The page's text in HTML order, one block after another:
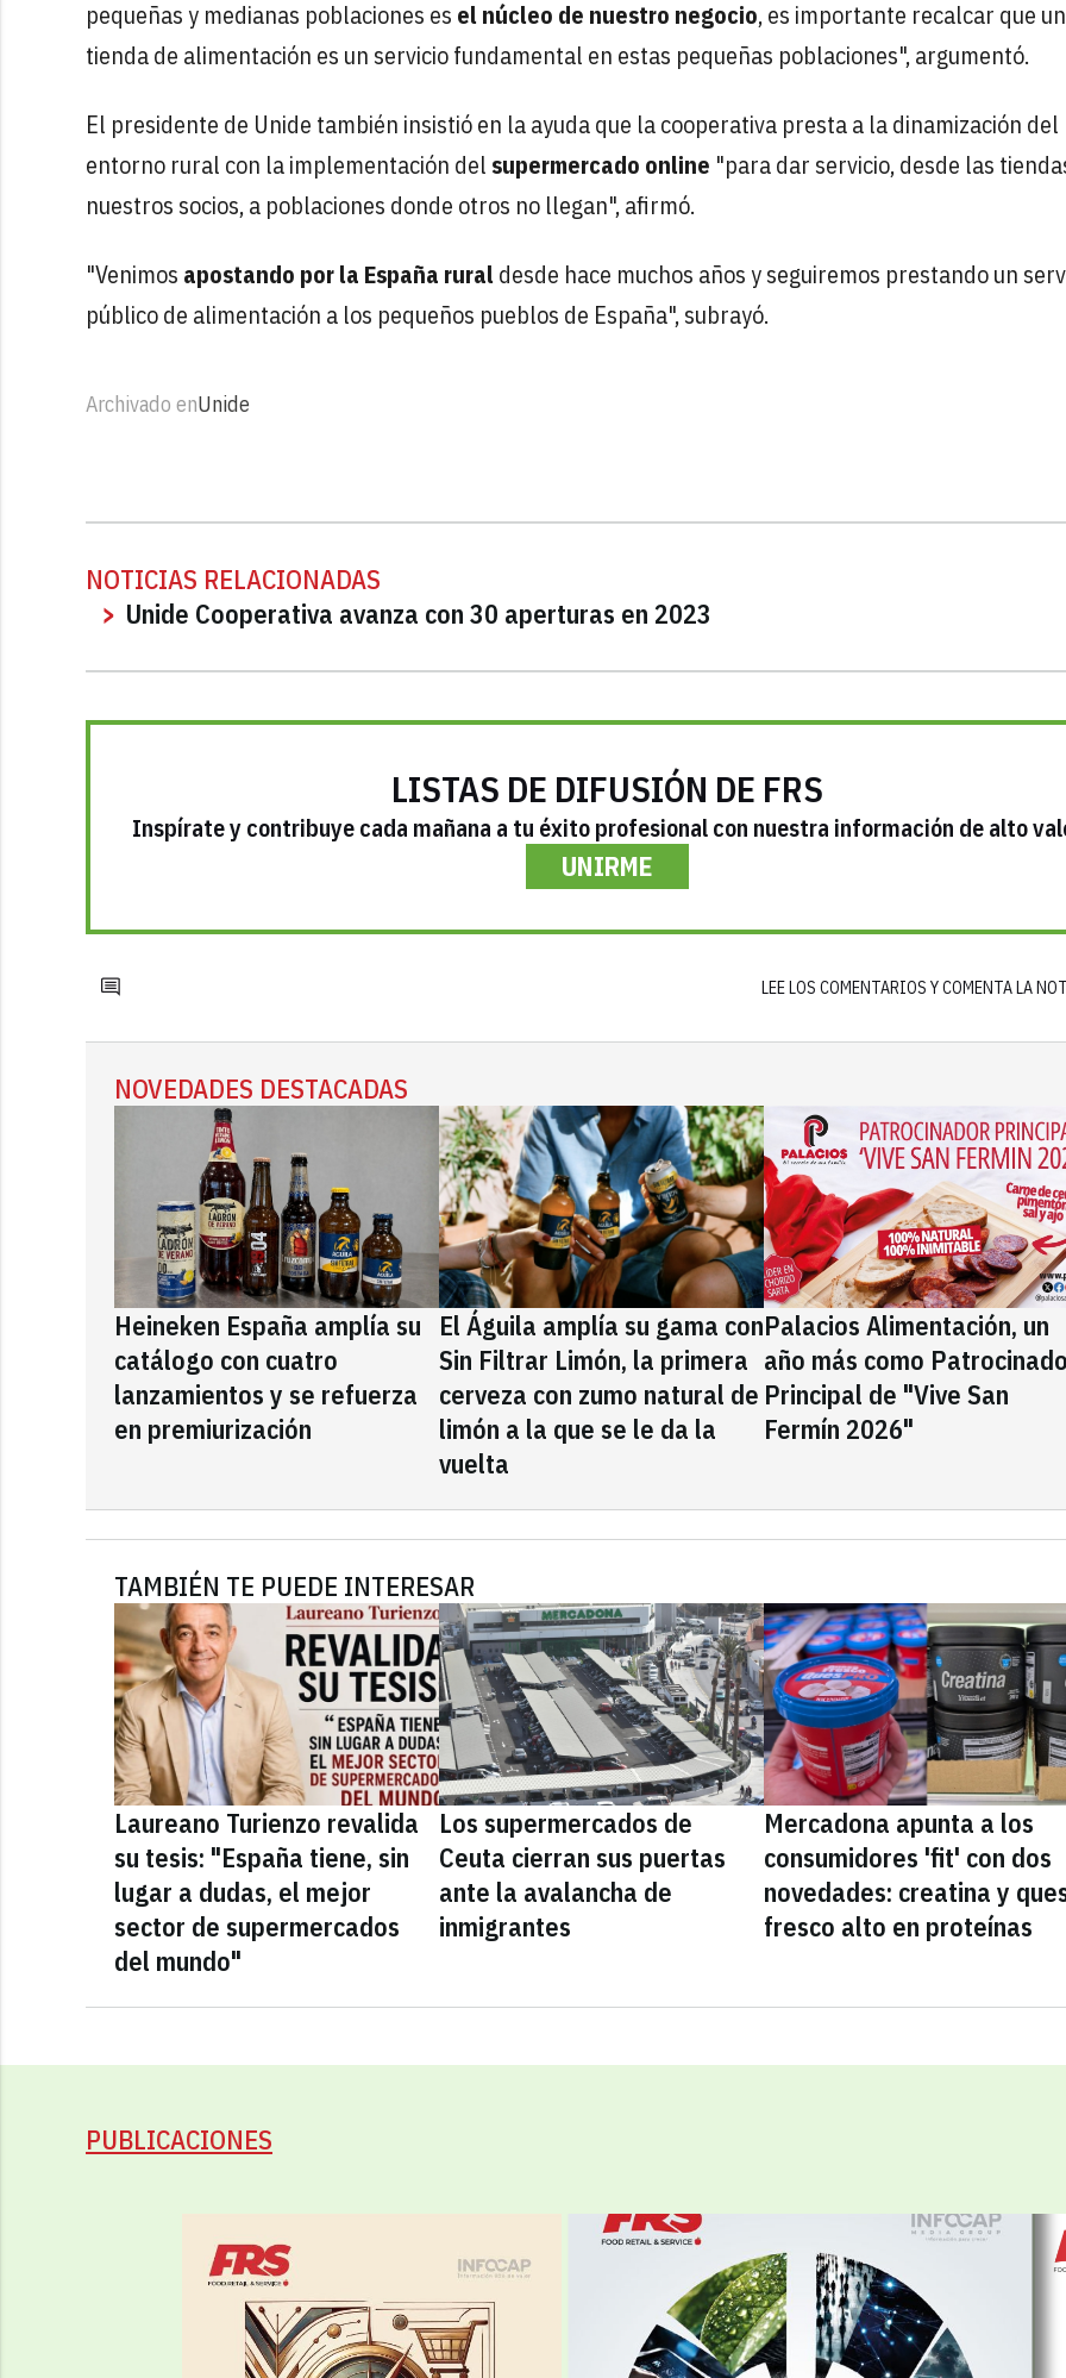
pequeñas y medianas poblaciones es el núcleo de nuestro negocio, es importante recalcar que
tienda de alimentación es un servicio fundamental en estas pequeñas poblaciones", argumentó.
El presidente de Unide también insistió en la ayuda que la cooperativa presta a la dinamización del
entorno rural con la implementación del supermercado online "para dar servicio, desde las
nuestros socios, a poblaciones donde otros no llegan", afirmó.
"Venimos apostando por la España ruraldesde hace muchos años y seguiremos prestando un
público de alimentación a los pequeños pueblos de España", subrayó.
Archivado enUnide
NOTICIAS RELACIONADAS
Unide Cooperativa avanza con 30 aperturas en 2023
LISTAS DE DIFUSIÓN DE FRS
Inspírate y contribuye cada mañana a tu éxito profesional con nuestra información de alto
UNIRME
LEE LOS COMENTARIOS Y COMENTA LA
NOVEDADES DESTACADAS
Heineken España amplía su
catálogo con cuatro
lanzamientos y se refuerza
en premiurización
El Águila amplía su gama con
Sin Filtrar Limón, la primera
cerveza con zumo natural de
limón a la que se le da la
vuelta
Palacios Alimentación, un
año más como
Principal de "Vive San
Fermín 2026"
TAMBIÉN TE PUEDE INTERESAR
Laureano Turienzo revalida
su tesis: "España tiene, sin
lugar a dudas, el mejor
sector de supermercados
del mundo"
Los supermercados de
Ceuta cierran sus puertas
ante la avalancha de
inmigrantes
Mercadona apunta a los
consumidores 'fit' con dos
novedades: creatina y
fresco alto en proteínas
PUBLICACIONES